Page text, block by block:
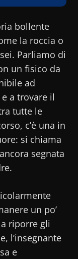
bollente
la roccia o
Parliamo di
un fisico da
ad
a trovare il
tutte le
c’è una in
si chiama
segnata
un po’
riporre gli
l’insegnante
e